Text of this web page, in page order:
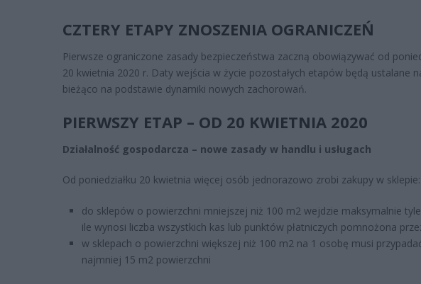
CZTERY ETAPY ZNOSZENIA OGRANICZEŃ
Pierwsze ograniczone zasady bezpieczeństwa zaczną obowiązywać od
20 kwietnia 2020 r. Daty wejścia w życie pozostałych etapów będą ustalane
bieżąco na podstawie dynamiki nowych zachorowań.
PIERWSZY ETAP – OD 20 KWIETNIA 2020
Działalność gospodarcza – nowe zasady w handlu i usługach
Od poniedziałku 20 kwietnia więcej osób jednorazowo zrobi zakupy w sklepie:
do sklepów o powierzchni mniejszej niż 100 m2 wejdzie maksymalnie
ile wynosi liczba wszystkich kas lub punktów płatniczych pomnożona
w sklepach o powierzchni większej niż 100 m2 na 1 osobę musi
najmniej 15 m2 powierzchni